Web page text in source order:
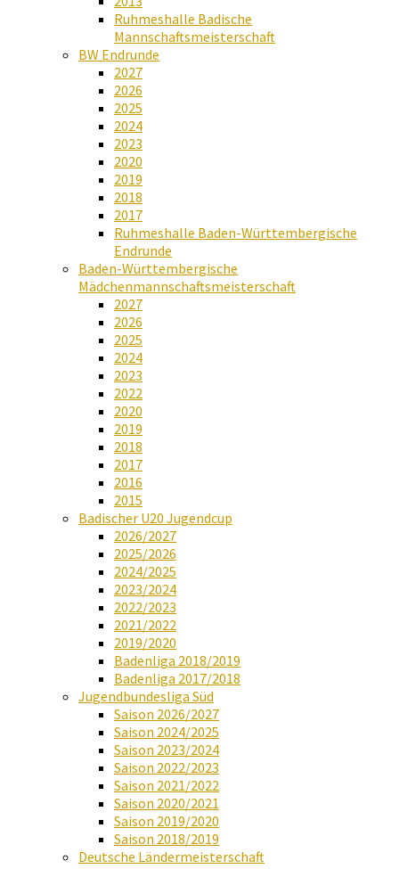
Ruhmeshalle Badische
Mannschaftsmeisterschaft
BW Endrunde
2027
2026
2025
2024
2023
2020
2019
2018
2017
Ruhmeshalle Baden-Württembergische
Endrunde
Baden-Württembergische
Mädchenmannschaftsmeisterschaft
2027
2026
2025
2024
2023
2022
2020
2019
2018
2017
2016
2015
Badischer U20 Jugendcup
2026/2027
2025/2026
2024/2025
2023/2024
2022/2023
2021/2022
2019/2020
Badenliga 2018/2019
Badenliga 2017/2018
Jugendbundesliga Süd
Saison 2026/2027
Saison 2024/2025
Saison 2023/2024
Saison 2022/2023
Saison 2021/2022
Saison 2020/2021
Saison 2019/2020
Saison 2018/2019
Deutsche Ländermeisterschaft